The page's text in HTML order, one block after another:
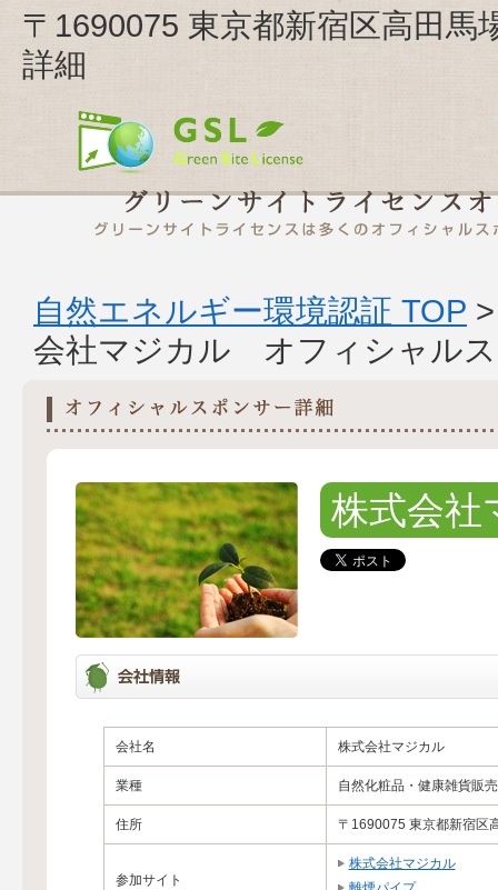
〒1690075 東京都新宿区高田
詳細
自然エネルギー環境認証 TOP
会社マジカル オフィシャル
株式会社
会社名 株式会社マジカル
業種 自然化粧品・健康雑貨販売
住所 〒1690075 東京都新宿区
参加サイト
株式会社マジカル